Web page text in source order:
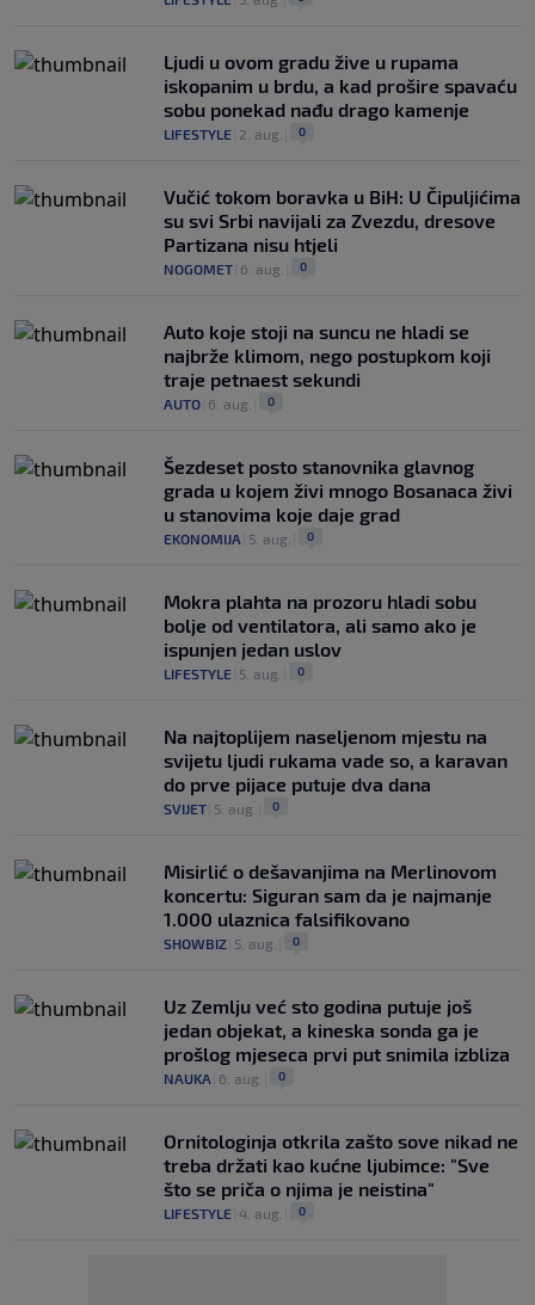
Ljudi u ovom gradu žive u rupama
iskopanim u brdu, a kad prošire spavaću
sobu ponekad nađu drago kamenje
LIFESTYLE 2. aug. 0
Vučić tokom boravka u BiH: U Čipuljićima
su svi Srbi navijali za Zvezdu, dresove
Partizana nisu htjeli
NOGOMET 6. aug. 0
Auto koje stoji na suncu ne hladi se
najbrže klimom, nego postupkom koji
traje petnaest sekundi
AUTO 6. aug. 0
Šezdeset posto stanovnika glavnog
grada u kojem živi mnogo Bosanaca živi
u stanovima koje daje grad
EKONOMIJA 5. aug. 0
Mokra plahta na prozoru hladi sobu
bolje od ventilatora, ali samo ako je
ispunjen jedan uslov
LIFESTYLE 5. aug. 0
Na najtoplijem naseljenom mjestu na
svijetu ljudi rukama vade so, a karavan
do prve pijace putuje dva dana
SVIJET 5. aug. 0
Misirlić o dešavanjima na Merlinovom
koncertu: Siguran sam da je najmanje
1.000 ulaznica falsifikovano
SHOWBIZ 5. aug. 0
Uz Zemlju već sto godina putuje još
jedan objekat, a kineska sonda ga je
prošlog mjeseca prvi put snimila izbliza
NAUKA 6. aug. 0
Ornitologinja otkrila zašto sove nikad ne
treba držati kao kućne ljubimce: "Sve
što se priča o njima je neistina"
LIFESTYLE 4. aug. 0